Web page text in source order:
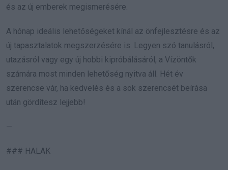
és az új emberek megismerésére.
A hónap ideális lehetőségeket kínál az önfejlesztésre és az
új tapasztalatok megszerzésére is. Legyen szó tanulásról,
utazásról vagy egy új hobbi kipróbálásáról, a Vízöntők
számára most minden lehetőség nyitva áll. Hét év
szerencse vár, ha kedvelés és a sok szerencsét beírása
után gördítesz lejjebb!
—
### HALAK